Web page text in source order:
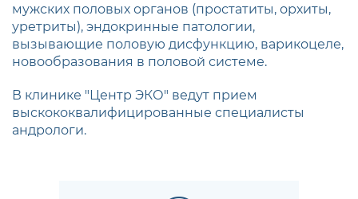
мужских половых органов (простатиты, орхиты,
уретриты), эндокринные патологии,
вызывающие половую дисфункцию, варикоцеле,
новообразования в половой системе.
В клинике "Центр ЭКО" ведут прием
выскококвалифицированные специалисты
андрологи.